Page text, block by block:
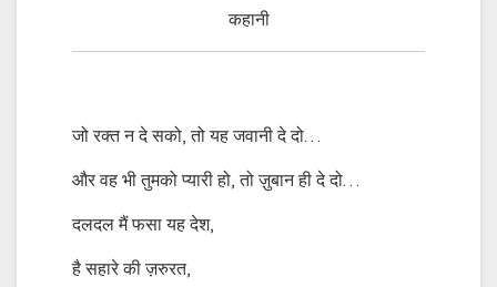
कहानी
जो रक्त न दे सको, तो यह जवानी दे दो…
और वह भी तुमको प्यारी हो, तो ज़ुबान ही दे दो…
दलदल मैं फसा यह देश,
है सहारे की ज़रुरत,